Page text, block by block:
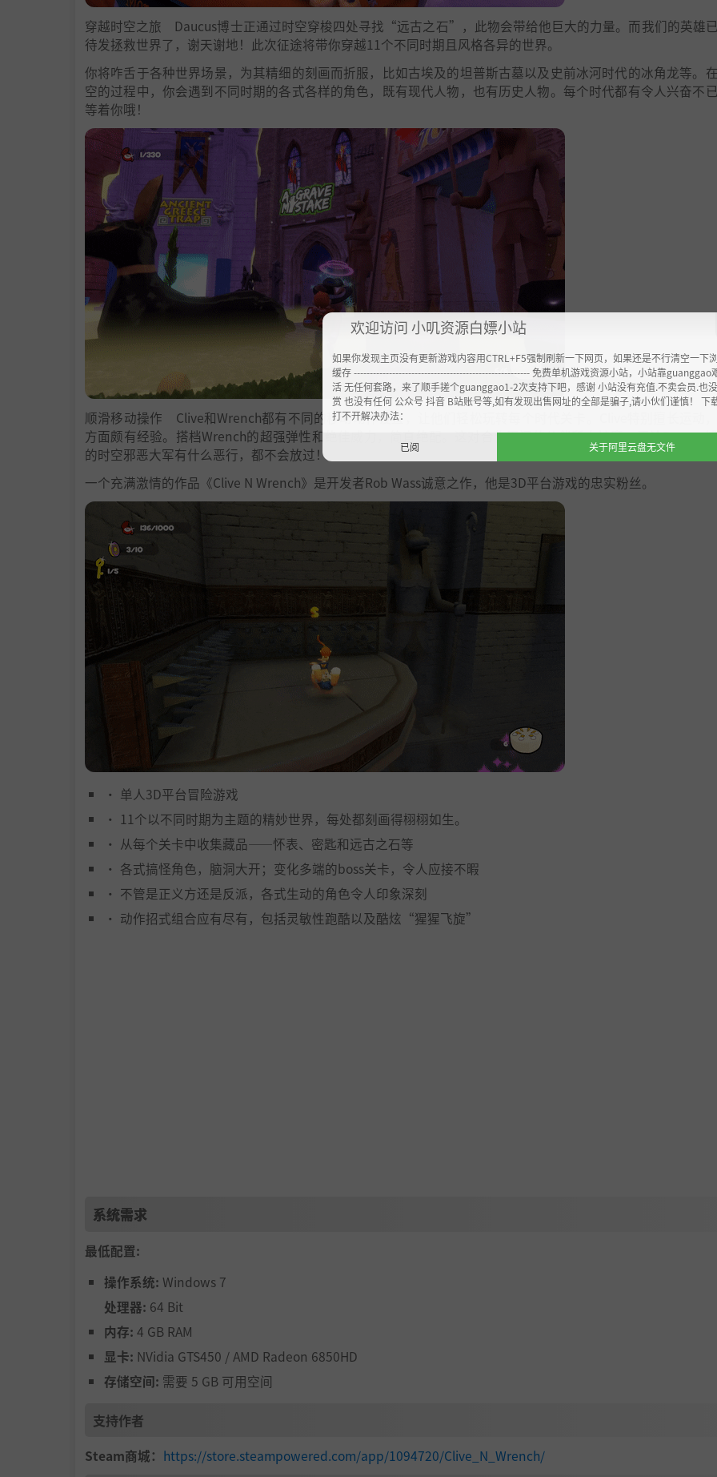
穿越时空之旅 Daucus博士正通过时空穿梭四处寻找“远古之石”，此物会带给他巨大的力量。而我们的英雄
待发拯救世界了，谢天谢地！此次征途将带你穿越11个不同时期且风格各异的世界。
你将咋舌于各种世界场景，为其精细的刻画而折服，比如古埃及的坦普斯古墓以及史前冰河时代的冰角龙等。
空的过程中，你会遇到不同时期的各式各样的角色，既有现代人物，也有历史人物。每个时代都有令人兴奋不
等着你哦！
顺滑移动操作 Clive和Wrench都有不同的移动动作设置，让他们轻松玩转每个时代关卡。Clive特别擅长运动
方面颇有经验。搭档Wrench的超强弹性和绝佳威力，简直绝配。这对合作无间的伙伴所向披靡，无论Daucus
的时空邪恶大军有什么恶行，都不会放过！
一个充满激情的作品《Clive N Wrench》是开发者Rob Wass诚意之作，他是3D平台游戏的忠实粉丝。
• 单人3D平台冒险游戏
• 11个以不同时期为主题的精妙世界，每处都刻画得栩栩如生。
• 从每个关卡中收集藏品——怀表、密匙和远古之石等
• 各式搞怪角色，脑洞大开；变化多端的boss关卡，令人应接不暇
• 不管是正义方还是反派，各式生动的角色令人印象深刻
• 动作招式组合应有尽有，包括灵敏性跑酷以及酷炫“猩猩飞旋”
系统需求
最低配置:
操作系统: Windows 7
处理器: 64 Bit
内存: 4 GB RAM
显卡: NVidia GTS450 / AMD Radeon 6850HD
存储空间: 需要 5 GB 可用空间
支持作者
Steam商城： https://store.steampowered.com/app/1094720/Clive_N_Wrench/
欢迎访问 小叽资源白嫖小站
如果你发现主页没有更新游戏内容用CTRL+F5强制刷新一下网页，如果还是不行清空一下
缓存 ------------------------------------------------------- 免费单机游戏资源小站，小站靠guanggao
活 无任何套路，来了顺手搓个guanggao1-2次支持下吧，感谢 小站没有充值.不卖会员.也
赏 也没有任何 公众号 抖音 B站账号等,如有发现出售网址的全部是骗子,请小伙们谨慎！ 下
打不开解决办法：
已阅 关于阿里云盘无文件